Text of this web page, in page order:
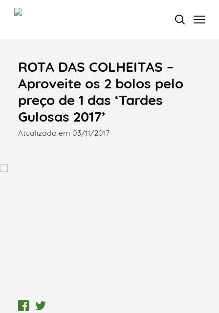
Termo de Pesquisa
Categorias gerais
ROTA DAS COLHEITAS –
Aproveite os 2 bolos pelo
preço de 1 das ‘Tardes
Gulosas 2017’
Atualizado em 03/11/2017